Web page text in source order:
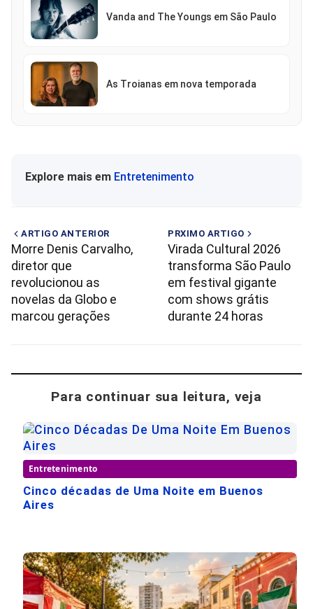
Vanda and The Youngs em São Paulo
As Troianas em nova temporada
Explore mais em Entretenimento
ARTIGO ANTERIOR
Morre Denis Carvalho,
diretor que
revolucionou as
novelas da Globo e
marcou gerações
PRXIMO ARTIGO
Virada Cultural 2026
transforma São Paulo
em festival gigante
com shows grátis
durante 24 horas
Para continuar sua leitura, veja
Entretenimento
Cinco décadas de Uma Noite em Buenos
Aires